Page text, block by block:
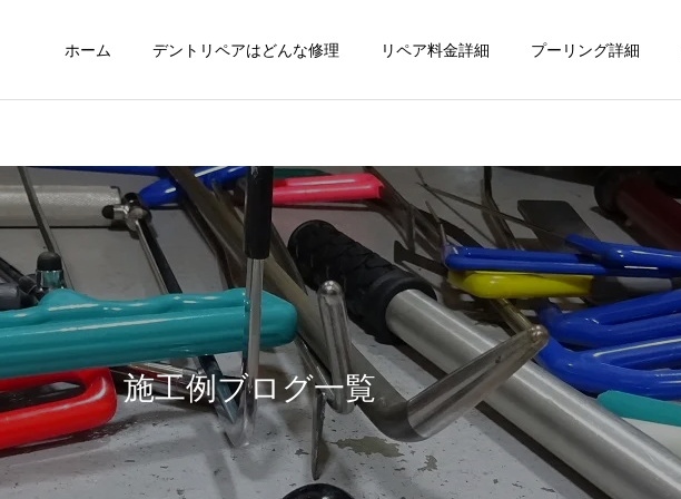
ホーム デントリペアはどんな修理 リペア料金詳細 プーリング詳細
施工例ブログ一覧